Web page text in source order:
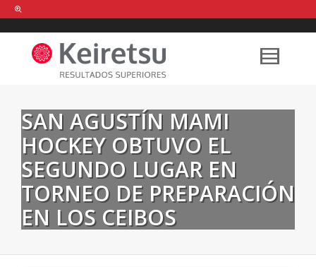
Help me Dante! I'm looking for new
shirts in a size medium
that cost
between £ . Show me all the
FIND MY ITEMS!
SAN AGUSTÍN MAMI
HOCKEY OBTUVO EL
SEGUNDO LUGAR EN
TORNEO DE PREPARACIÓN
EN LOS CEIBOS